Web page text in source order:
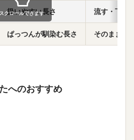
扱いやすい長さ 流す・下ろ
ぱっつんが馴染む長さ そのまま下
スクロールできます
へのおすすめ